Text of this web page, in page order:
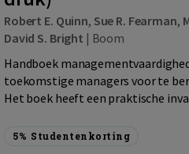
Robert E. Quinn, Sue R. Fearman,
David S. Bright | Boom
Handboek
toekomstige managers voor te
Het boek heeft een praktische
5% Studentenkorting